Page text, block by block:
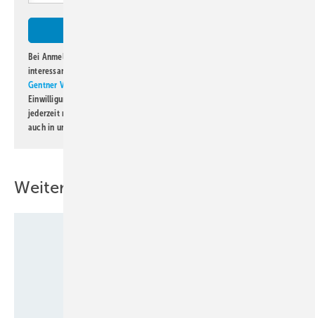
Bei Anmeldung zu diesem Newsletter bin ich damit einverstanden, über
interessante Verlags- und Online-Angebote
Gentner Verlag GmbH & Co. KG
Einwilligung kann ich jederzeit widerrufen und eine Abmeldung ist
jederzeit möglich. Informationen zum Umgang mit Daten finden Sie
auch in unserer
Weitere Inhalte